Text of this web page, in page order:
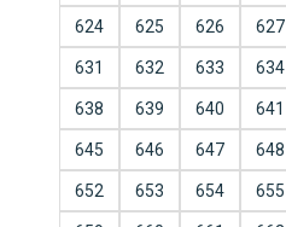
624 625 626 627
631 632 633 634
638 639 640 641
645 646 647 648
652 653 654 655